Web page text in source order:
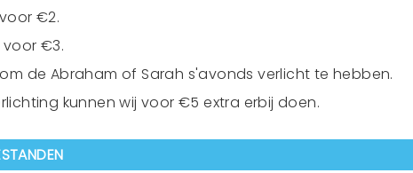
€2.
€3.
de Abraham of Sarah s'avonds verlicht te hebben.
kunnen wij voor €5 extra erbij doen.